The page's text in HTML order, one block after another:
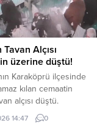
Emre de eşlik etti.
sırasında projenin
kent için taşıdığı öneme
güvenli...
Tavan Alçısı
üzerine düştü!
Karaköprü ilçesinde
kılan cemaatin
alçısı düştü.
Mahallesi’nde bulunan
14:47 0